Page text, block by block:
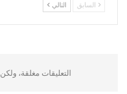
السابق التالي
التعليقات مغلقة، ولكن